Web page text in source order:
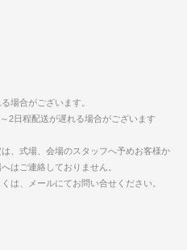
場合がございます。
2日程配送が遅れる場合がございます
、式場、会場のスタッフへ予めお客様か
はご連絡しておりません。
は、メールにてお問い合せください。